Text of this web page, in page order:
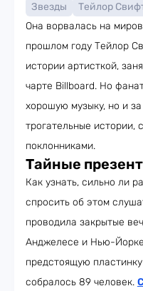
Звезды
Тейлор
Она ворвалась на
прошлом году Тейлор
истории артисткой,
чарте Billboard. Но
хорошую музыку, но и
трогательные истории,
поклонниками.
Тайные
Как узнать, сильно ли
спросить об этом
проводила закрытые
Анджелесе и Нью-
предстоящую пластинку
собралось 89 человек.